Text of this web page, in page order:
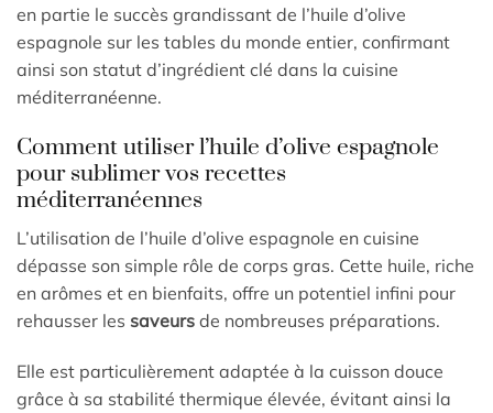
en partie le succès grandissant de l’huile d’olive
espagnole sur les tables du monde entier, confirmant
ainsi son statut d’ingrédient clé dans la cuisine
méditerranéenne.
Comment utiliser l’huile d’olive espagnole
pour sublimer vos recettes
méditerranéennes
L’utilisation de l’huile d’olive espagnole en cuisine
dépasse son simple rôle de corps gras. Cette huile, riche
en arômes et en bienfaits, offre un potentiel infini pour
rehausser les saveurs de nombreuses préparations.
Elle est particulièrement adaptée à la cuisson douce
grâce à sa stabilité thermique élevée, évitant ainsi la